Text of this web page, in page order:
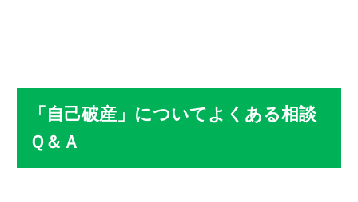
「自己破産」についてよくある相談
Ｑ＆Ａ